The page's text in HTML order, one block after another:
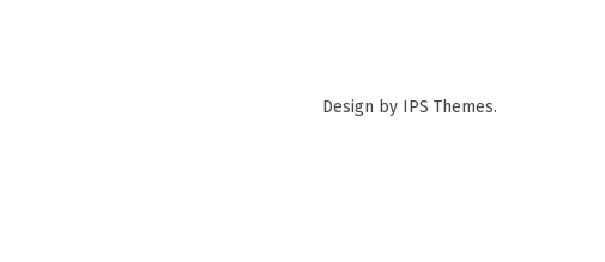
Design by IPS Themes.